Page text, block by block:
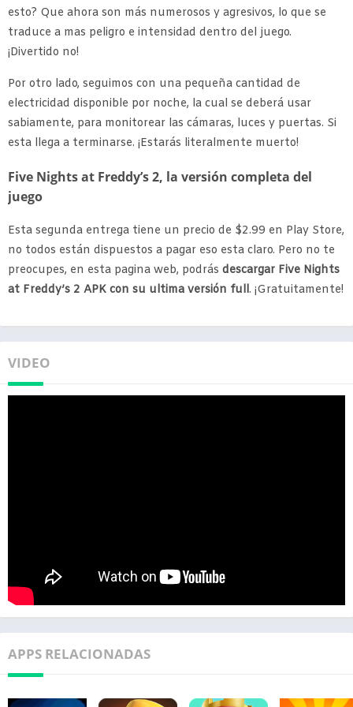
esto? Que ahora son más numerosos y agresivos, lo que se
traduce a mas peligro e intensidad dentro del juego.
¡Divertido no!
Por otro lado, seguimos con una pequeña cantidad de
electricidad disponible por noche, la cual se deberá usar
sabiamente, para monitorear las cámaras, luces y puertas. Si
esta llega a terminarse. ¡Estarás literalmente muerto!
Five Nights at Freddy’s 2, la versión completa del
juego
Esta segunda entrega tiene un precio de $2.99 en Play Store,
no todos están dispuestos a pagar eso esta claro. Pero no te
preocupes, en esta pagina web, podrás descargar Five Nights
at Freddy’s 2 APK con su ultima versión full. ¡Gratuitamente!
VIDEO
APPS RELACIONADAS